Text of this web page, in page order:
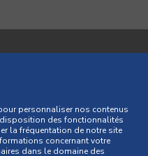
personnaliser nos contenus
des fonctionnalités
la fréquentation de notre site
concernant votre
dans le domaine des